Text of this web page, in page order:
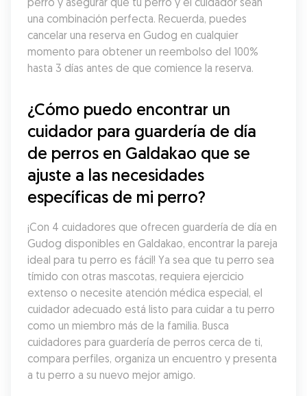
una combinación perfecta. Recuerda, puedes
cancelar una reserva en Gudog en cualquier
momento para obtener un reembolso del 100%
hasta 3 días antes de que comience la reserva.
¿Cómo puedo encontrar un
cuidador para guardería de día
de perros en Galdakao que se
ajuste a las necesidades
específicas de mi perro?
¡Con 4 cuidadores que ofrecen guardería de día en
Gudog disponibles en Galdakao, encontrar la pareja
ideal para tu perro es fácil! Ya sea que tu perro sea
tímido con otras mascotas, requiera ejercicio
extenso o necesite atención médica especial, el
cuidador adecuado está listo para cuidar a tu perro
como un miembro más de la familia. Busca
cuidadores para guardería de perros cerca de ti,
compara perfiles, organiza un encuentro y presenta
a tu perro a su nuevo mejor amigo.